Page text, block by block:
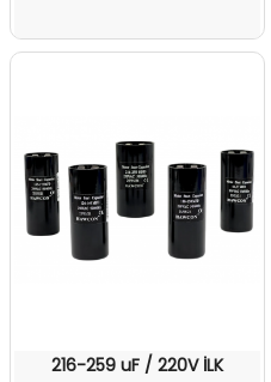
216-259 uF / 220V İLK